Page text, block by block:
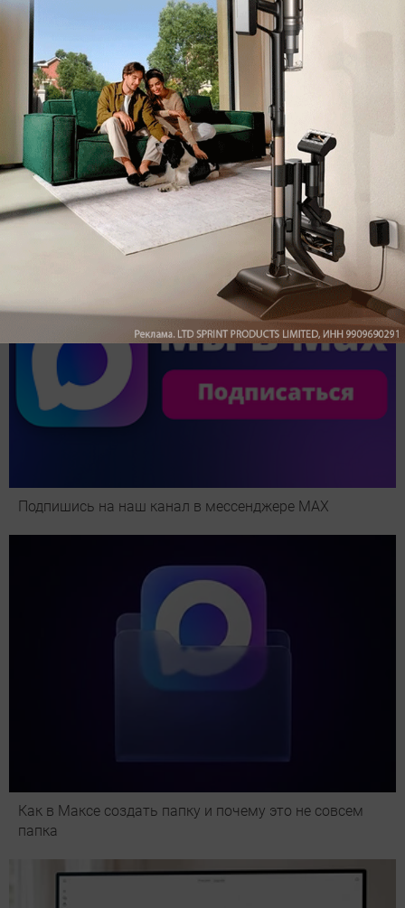
Обзор вертикального пылесоса Dreame Z40 AquaCycle
Pro: гибкий подход к уборке
Подпишись на наш канал в мессенджере МАХ
Как в Максе создать папку и почему это не совсем
папка